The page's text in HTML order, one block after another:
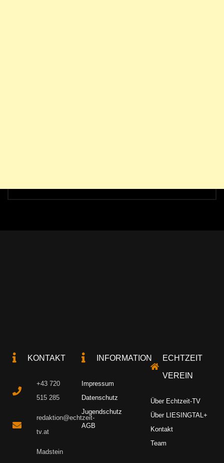
KONTAKT
+43 720
515 285
redaktion@echtzeit-
tv.at
Madstein
INFORMATION
Impressum
Datenschutz
Jugendschutz
AGB
ECHTZEIT
VEREIN
Über Echtzeit-TV
Über LIESINGTAL+
Kontakt
Team